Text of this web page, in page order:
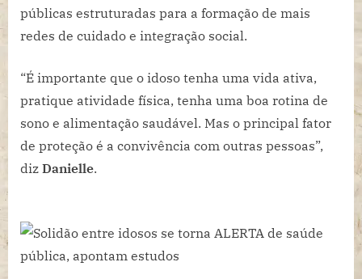
públicas estruturadas para a formação de mais
redes de cuidado e integração social.
“É importante que o idoso tenha uma vida ativa,
pratique atividade física, tenha uma boa rotina de
sono e alimentação saudável. Mas o principal fator
de proteção é a convivência com outras pessoas”,
diz Danielle.